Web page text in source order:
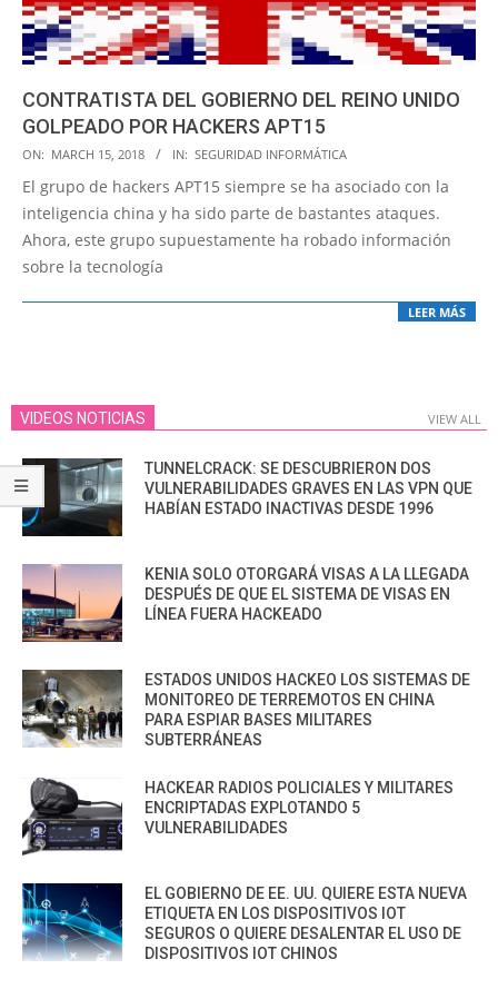
CONTRATISTA DEL GOBIERNO DEL REINO UNIDO
GOLPEADO POR HACKERS APT15
2018-
03-
15
ON: MARCH 15, 2018 IN: SEGURIDAD INFORMÁTICA
El grupo de hackers APT15 siempre se ha asociado con la
inteligencia china y ha sido parte de bastantes ataques.
Ahora, este grupo supuestamente ha robado información
sobre la tecnología
LEER MÁS
VIDEOS NOTICIAS VIEW ALL
TUNNELCRACK: SE DESCUBRIERON DOS
VULNERABILIDADES GRAVES EN LAS VPN QUE
HABÍAN ESTADO INACTIVAS DESDE 1996
KENIA SOLO OTORGARÁ VISAS A LA LLEGADA
DESPUÉS DE QUE EL SISTEMA DE VISAS EN
LÍNEA FUERA HACKEADO
ESTADOS UNIDOS HACKEO LOS SISTEMAS DE
MONITOREO DE TERREMOTOS EN CHINA
PARA ESPIAR BASES MILITARES
SUBTERRÁNEAS
HACKEAR RADIOS POLICIALES Y MILITARES
ENCRIPTADAS EXPLOTANDO 5
VULNERABILIDADES
EL GOBIERNO DE EE. UU. QUIERE ESTA NUEVA
ETIQUETA EN LOS DISPOSITIVOS IOT
SEGUROS O QUIERE DESALENTAR EL USO DE
DISPOSITIVOS IOT CHINOS